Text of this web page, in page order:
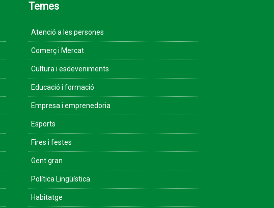
Temes
Atenció a les persones
Comerç i Mercat
Cultura i esdeveniments
Educació i formació
Empresa i emprenedoria
Esports
Fires i festes
Gent gran
Política Lingüística
Habitatge